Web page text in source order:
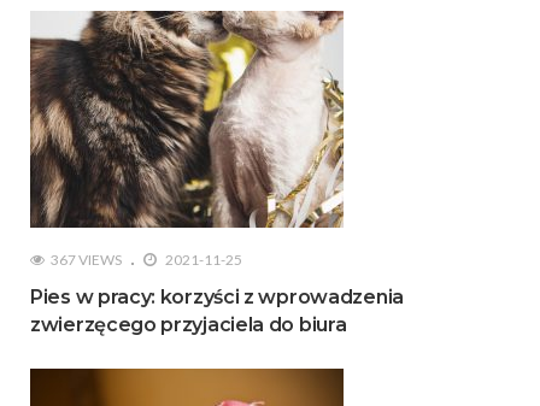
367 VIEWS 2021-11-25
Pies w pracy: korzyści z wprowadzenia
zwierzęcego przyjaciela do biura